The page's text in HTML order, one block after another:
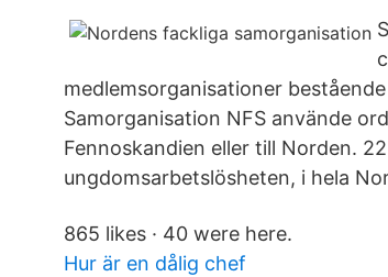
medlemsorganisationer
Samorganisation NFS använde
Fennoskandien eller till Norden.
ungdomsarbetslösheten, i hela
865 likes · 40 were here.
Hur är en dålig chef